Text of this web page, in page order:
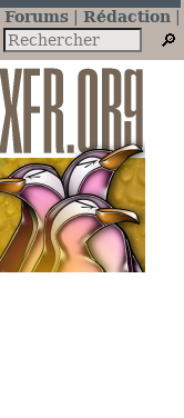
Forums
Rédaction